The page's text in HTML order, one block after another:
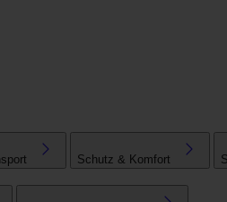
Schutz & Komfort